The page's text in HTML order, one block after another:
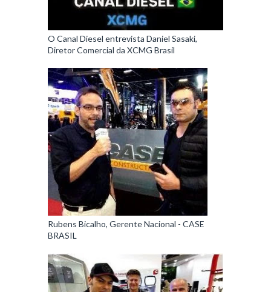
O Canal Diesel entrevista Daniel Sasaki,
Diretor Comercial da XCMG Brasil
Rubens Bicalho, Gerente Nacional - CASE
BRASIL